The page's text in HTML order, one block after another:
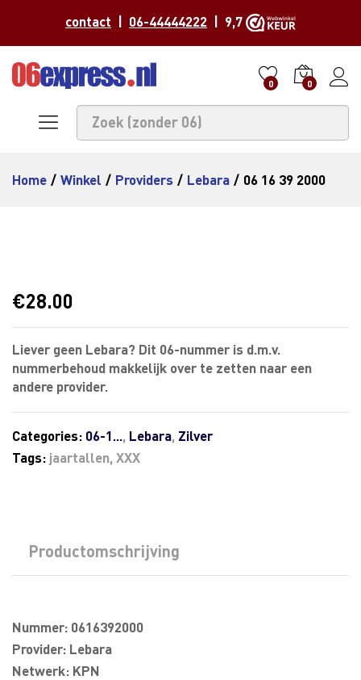
contact 06-44444222 | 9,7
0 0
Home / Winkel / Providers / Lebara / 06 16 39 2000
€28.00
Liever geen Lebara? Dit 06-nummer is d.m.v.
nummerbehoud makkelijk over te zetten naar een
andere provider.
Categories: 06-1..., Lebara, Zilver
Tags: jaartallen, XXX
Productomschrijving
Nummer: 0616392000
Provider: Lebara
Netwerk: KPN